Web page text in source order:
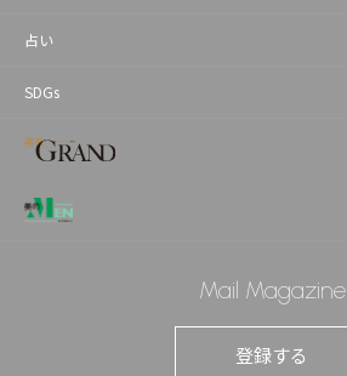
占い
SDGs
Mail Magazine
登録する